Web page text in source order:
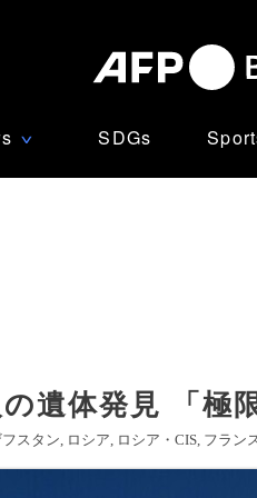
∨ SDGs
遺体発見 「極
スタン ロシア ロシア・CIS フラン